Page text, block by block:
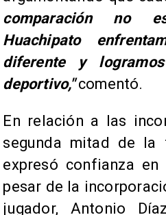
comparación no
Huachipato
diferente y
deportivo,"comentó.
En relación a las
segunda mitad de la
expresó confianza
pesar de la
jugador, Antonio